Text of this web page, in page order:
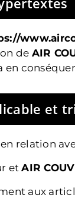
de AIR
en
et
relation
etAIR
aux